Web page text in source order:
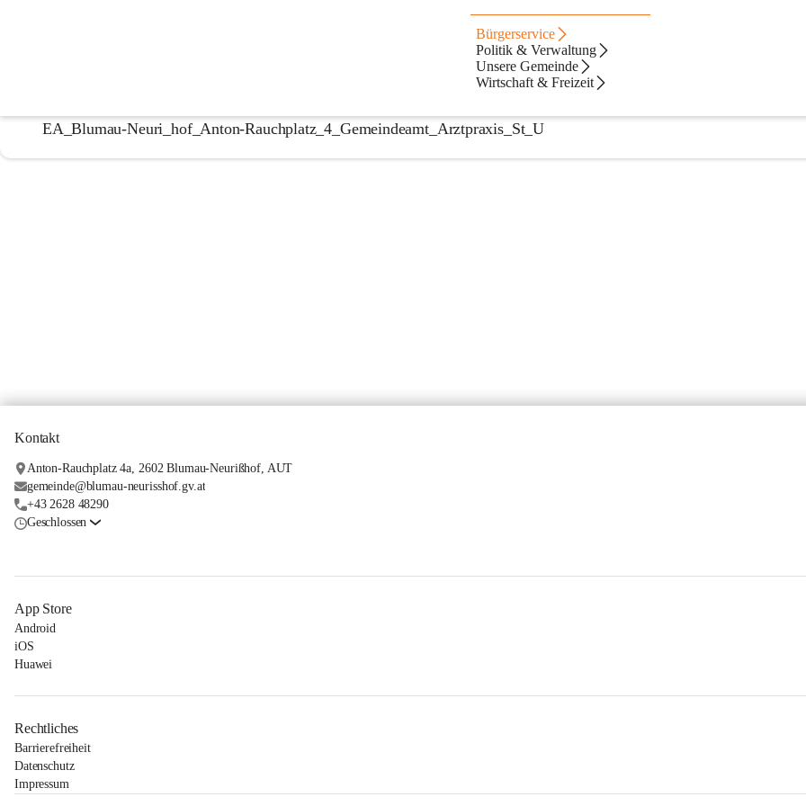
Bürgerservice
Politik & Verwaltung
Unsere Gemeinde
Wirtschaft & Freizeit
EA_Blumau-Neuri_hof_Anton-Rauchplatz_4_Gemeindeamt_Arztpraxis_St_U
Kontakt
Anton-Rauchplatz 4a, 2602 Blumau-Neurißhof, AUT
gemeinde@blumau-neurisshof.gv.at
+43 2628 48290
Geschlossen
App Store
Android
iOS
Huawei
Rechtliches
Barrierefreiheit
Datenschutz
Impressum